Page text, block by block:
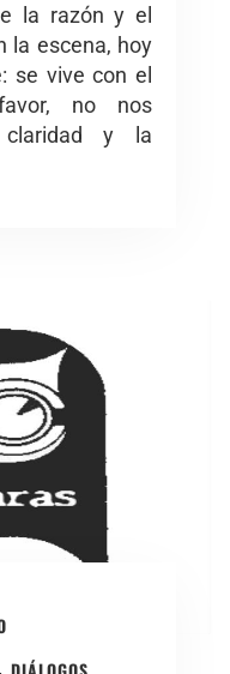
la razón y el
la escena, hoy
se vive con el
no nos
claridad y la